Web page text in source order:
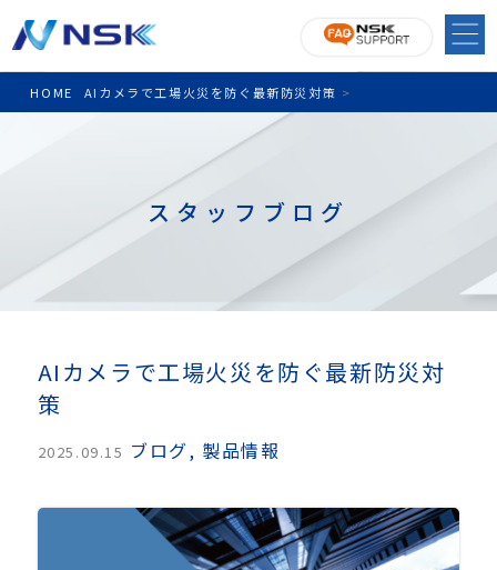
HOME >
AIカメラで工場火災を防ぐ最新防災対策
スタッフブログ
AIカメラで工場火災を防ぐ最新防災対
策
2025.09.15 ブログ, 製品情報